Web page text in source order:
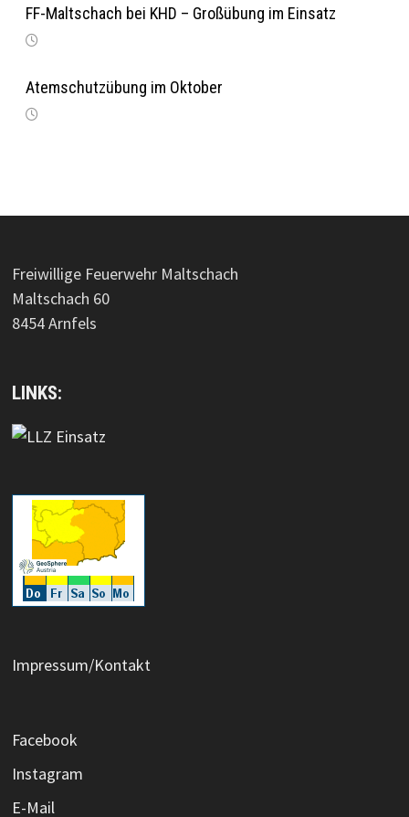
FF-Maltschach bei KHD – Großübung im Einsatz
Atemschutzübung im Oktober
Freiwillige Feuerwehr Maltschach
Maltschach 60
8454 Arnfels
LINKS:
Impressum/Kontakt
Facebook
Instagram
E-Mail